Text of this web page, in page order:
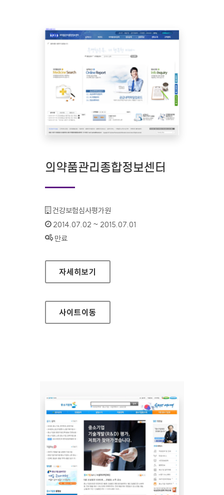
의약품관리종합정보센터
기관명 :
건강보험심사평가원
인증기간 :
2014.07.02 ~ 2015.07.01
상태 :
만료
의약품관리종합정보센터
자세히보기
사이트이동